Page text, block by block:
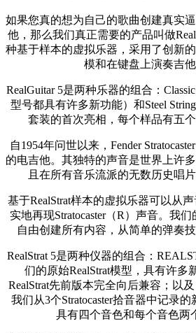
如果您真的想为自己的歌曲创建真实
他，那么我们真正需要的产品叫做
种基于样本的虚拟乐器，采用了创新
模和在键盘上演奏吉他
RealGuitar 5是两种乐器的组合：
型号都具有许多新功能）和Steel
套装的首次亮相，每个样品有五个
自1954年问世以来，Fender
的电吉他。其独特的声音是世界上许
且在所有音乐流派的无数历史唱
基于RealStrat样本的虚拟乐器可以从
实地再现Stratocaster（R）声音。我
自由创建所有内容，从简单的弹奏
RealStrat 5是两种仪器的组合：
们的原始RealStrat模型，具有许多
RealStrat先前版本完全向后兼容；以
我们从3个Stratocaster拾音器中记录
具有四个音色和每个音色两